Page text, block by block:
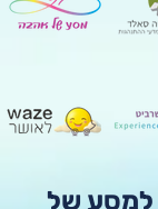
למסע של